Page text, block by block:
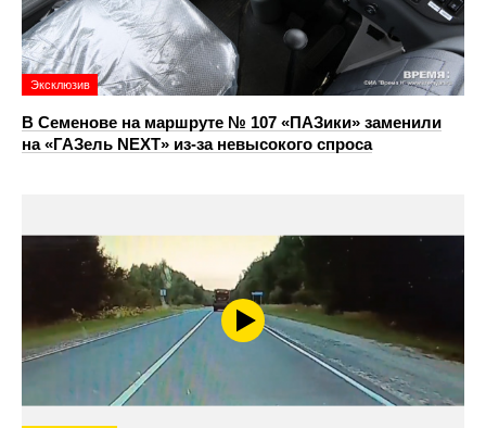
Эксклюзив
В Семенове на маршруте № 107 «ПАЗики» заменили
на «ГАЗель NEXT» из‑за невысокого спроса